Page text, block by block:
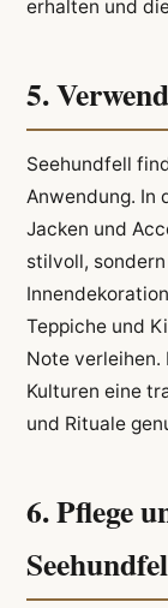
erhalten und
5.
Seehundfell
Anwendung. In
Jacken und
stilvoll,
Teppiche und
Note verleihen.
Kulturen eine
und Rituale
6. Pflege